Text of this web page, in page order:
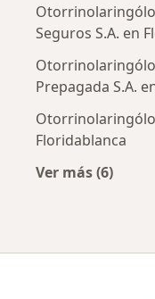
Seguros S.A. en
Prepagada S.A.
Floridablanca
Ver más (6)